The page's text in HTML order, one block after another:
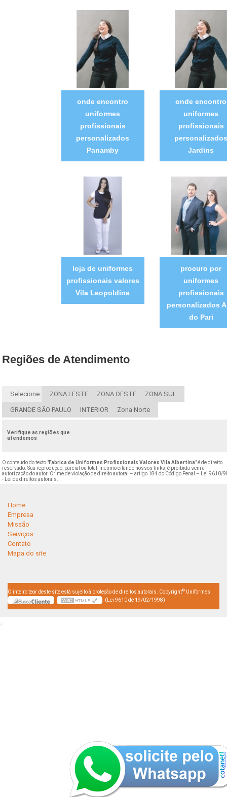
onde encontro
uniformes
profissionais
personalizados
Panamby
onde encontro
uniformes
profissionais
personalizados
Jardins
loja de uniformes
profissionais valores
Vila Leopoldina
procuro por
uniformes
profissionais
personalizados
do Pari
Regiões de Atendimento
Selecione: ZONA LESTE ZONA OESTE ZONA SUL
GRANDE SÃO PAULO INTERIOR Zona Norte
Verifique as regiões que
atendemos
O conteúdo do texto "Fabrica de Uniformes Profissionais Valores Vila Albertina" é de direito
reservado. Sua reprodução, parcial ou total, mesmo citando nossos links, é proibida sem a
autorização do autor. Crime de violação de direito autoral – artigo 184 do Código Penal –
Lei 9610/
- Lei de direitos autorais
Home
Empresa
Missão
Serviços
Contato
Mapa do site
O inteiro teor deste site está sujeito à proteção de direitos autorais. Copyright© Uniformes
(Lei 9610 de 19/02/1998)